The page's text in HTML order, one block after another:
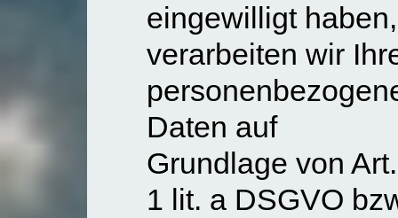
eingewilligt haben,
verarbeiten wir
Daten auf
Grundlage von
1 lit. a DSGVO